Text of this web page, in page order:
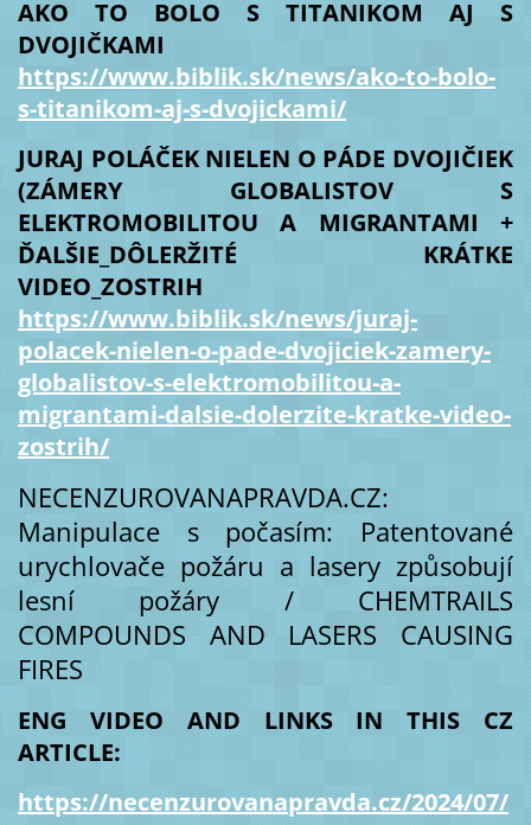
AKO TO BOLO S TITANIKOM AJ S
DVOJIČKAMI
https://www.biblik.sk/news/ako-to-bolo-
s-titanikom-aj-s-dvojickami/
JURAJ POLÁČEK NIELEN O PÁDE DVOJIČIEK
(ZÁMERY GLOBALISTOV S
ELEKTROMOBILITOU A MIGRANTAMI +
ĎALŠIE_DÔLERŽITÉ KRÁTKE
VIDEO_ZOSTRIH
https://www.biblik.sk/news/juraj-
polacek-nielen-o-pade-dvojiciek-zamery-
globalistov-s-elektromobilitou-a-
migrantami-dalsie-dolerzite-kratke-video-
zostrih/
NECENZUROVANAPRAVDA.CZ:
Manipulace s počasím: Patentované
urychlovače požáru a lasery způsobují
lesní požáry / CHEMTRAILS
COMPOUNDS AND LASERS CAUSING
FIRES
ENG VIDEO AND LINKS IN THIS CZ
ARTICLE:
https://necenzurovanapravda.cz/2024/07/